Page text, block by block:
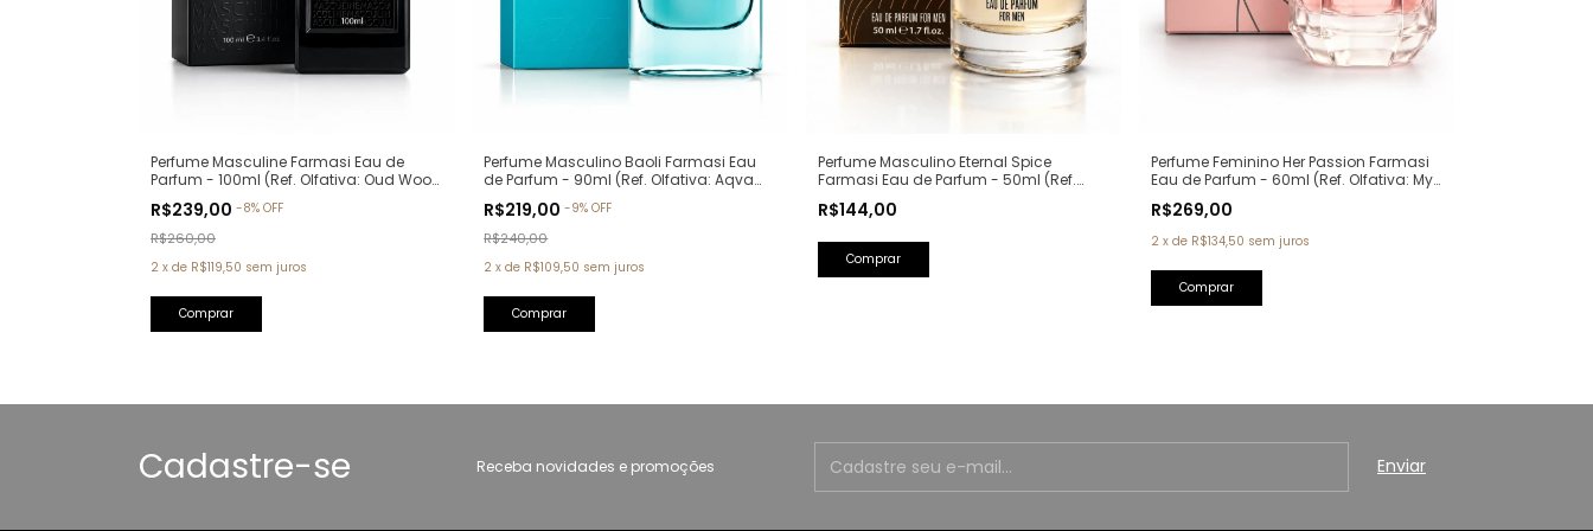
Perfume Masculine Farmasi Eau de
Parfum - 100ml (Ref. Olfativa: Oud Wood
R$239,00 -8% OFF
R$260,00
2 x de R$119,50 sem juros
Perfume Masculino Baoli Farmasi Eau
de Parfum - 90ml (Ref. Olfativa: Aqva
R$219,00-9%OFF
R$240,00
2 xde R$109,50 sem juros
Perfume Masculino Eternal Spice
Farmasi Eau de Parfum - 50ml (Ref.
R$144,00
Perfume Feminino Her Passion Farmasi
Eau de Parfum - 60ml (Ref. Olfativa: My
R$269,00
2 x de R$134,50 sem juros
Cadastre-se Receba novidades e promoções